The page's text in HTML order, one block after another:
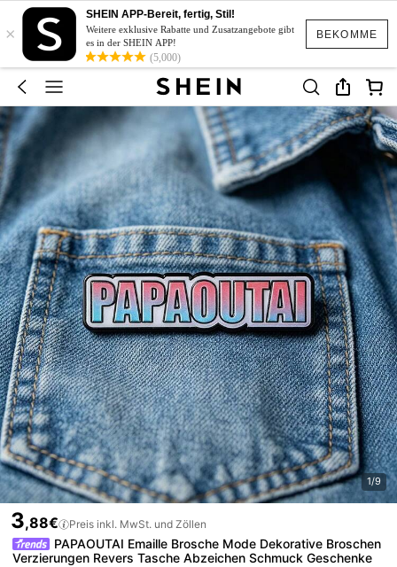
BEKOMME
×
SHEIN APP-Bereit, fertig, Stil!
Weitere exklusive Rabatte und Zusatzangebote gibt
es in der SHEIN APP!
(5,000)
1/9
3,88€ Preis inkl. MwSt. und Zöllen
PAPAOUTAI Emaille Brosche Mode Dekorative Broschen
Verzierungen Revers Tasche Abzeichen Schmuck Geschenke